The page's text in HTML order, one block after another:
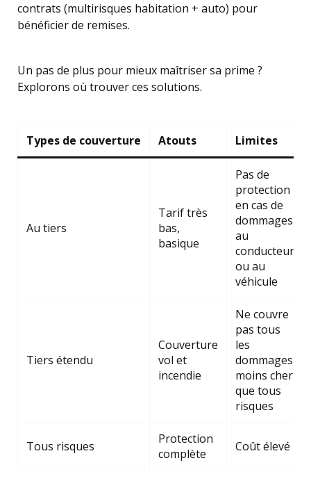
contrats (multirisques habitation + auto) pour
bénéficier de remises.
Un pas de plus pour mieux maîtriser sa prime ?
Explorons où trouver ces solutions.
Types de couverture Atouts Limites
Au tiers
Tarif très
bas,
basique
Pas de
protection
en cas de
dommages
au
conducteur
ou au
véhicule
Tiers étendu
Couverture
vol et
incendie
Ne couvre
pas tous
les
dommages,
moins cher
que tous
risques
Tous risques
Protection
complète
Coût élevé